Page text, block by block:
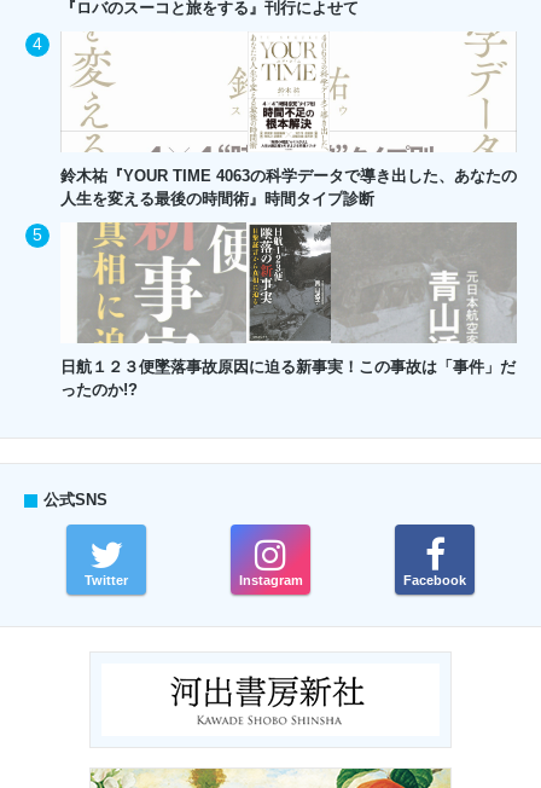
『ロバのスーコと旅をする』刊行によせて
鈴木祐『YOUR TIME 4063の科学データで導き出した、あなたの
人生を変える最後の時間術』時間タイプ診断
日航１２３便墜落事故原因に迫る新事実！この事故は「事件」だ
ったのか!?
公式SNS
Twitter Instagram Facebook